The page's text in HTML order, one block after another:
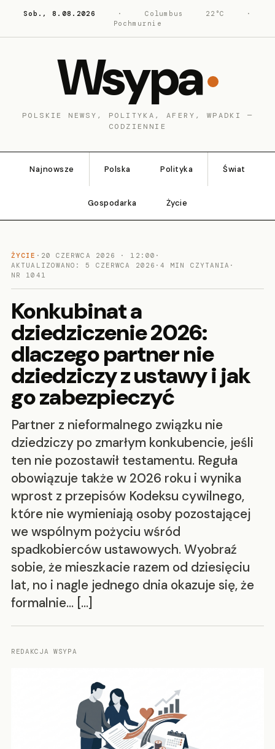
Sob., 8.08.2026 · Columbus 22°C
·
Pochmurnie
Wsypa
POLSKIE NEWSY, POLITYKA, AFERY, WPADKI —
CODZIENNIE
Najnowsze Polska Polityka Świat
Gospodarka Życie
ŻYCIE · 20 CZERWCA 2026 · 12:00 ·
AKTUALIZOWANO: 5 CZERWCA 2026 ·4 MIN CZYTANIA ·
NR 1041
Konkubinat a
dziedziczenie 2026:
dlaczego partner nie
dziedziczy z ustawy i jak
go zabezpieczyć
Partner z nieformalnego związku nie
dziedziczy po zmarłym konkubencie, jeśli
ten nie pozostawił testamentu. Reguła
obowiązuje także w 2026 roku i wynika
wprost z przepisów Kodeksu cywilnego,
które nie wymieniają osoby pozostającej
we wspólnym pożyciu wśród
spadkobierców ustawowych. Wyobraź
sobie, że mieszkacie razem od dziesięciu
lat, no i nagle jednego dnia okazuje się, że
formalnie… […]
REDAKCJA WSYPA